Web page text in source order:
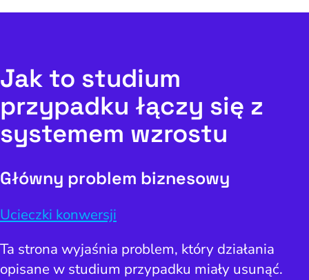
Jak to studium
przypadku łączy się z
systemem wzrostu
Główny problem biznesowy
Ucieczki konwersji
Ta strona wyjaśnia problem, który działania
opisane w studium przypadku miały usunąć.